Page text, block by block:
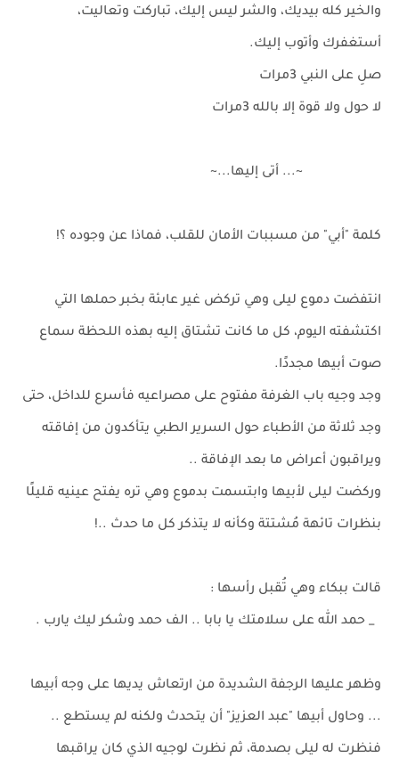
والخير كله بيديك، والشر ليس إليك، تباركت وتعاليت،
أستغفرك وأتوب إليك.
صلِ على النبي 3مرات
لا حول ولا قوة إلا بالله 3مرات
~... أتى إليها...~
كلمة "أبي" من مسببات الأمان للقلب، فماذا عن وجوده ؟!
انتفضت دموع ليلى وهي تركض غير عابئة بخبر حملها التي
اكتشفته اليوم، كل ما كانت تشتاق إليه بهذه اللحظة سماع
صوت أبيها مجددًا.
وجد وجيه باب الغرفة مفتوح على مصراعيه فأسرع للداخل، حتى
وجد ثلاثة من الأطباء حول السرير الطبي يتأكدون من إفاقته
ويراقبون أعراض ما بعد الإفاقة ..
وركضت ليلى لأبيها وابتسمت بدموع وهي تره يفتح عينيه قليلًا
بنظرات تائهة مُشتتة وكأنه لا يتذكر كل ما حدث ..!
قالت ببكاء وهي تُقبل رأسها :
_ حمد الله على سلامتك يا بابا .. الف حمد وشكر ليك يارب .
وظهر عليها الرجفة الشديدة من ارتعاش يديها على وجه أبيها
... وحاول أبيها "عبد العزيز" أن يتحدث ولكنه لم يستطع ..
فنظرت له ليلى بصدمة، ثم نظرت لوجيه الذي كان يراقبها